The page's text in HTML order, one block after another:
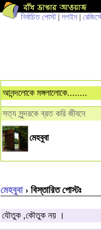
নির্বাচিত পোস্ট| লগইন |
আনন্দলোকে মঙ্গলালোকে........
সত্য সুন্দরকে ব্রত করি জীবনে
মেহবুবা
মেহবুবা› বিস্তারিত পোস্টঃ
যৌতুক ,কৌতুক নয় ।